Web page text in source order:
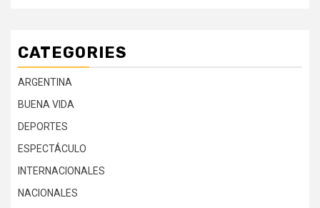
CATEGORIES
ARGENTINA
BUENA VIDA
DEPORTES
ESPECTÁCULO
INTERNACIONALES
NACIONALES